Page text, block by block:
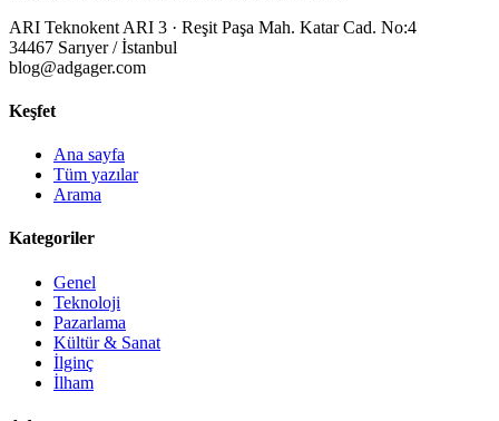
ARI Teknokent ARI 3 · Reşit Paşa Mah. Katar Cad. No:4
34467 Sarıyer / İstanbul
blog@adgager.com
Keşfet
Ana sayfa
Tüm yazılar
Arama
Kategoriler
Genel
Teknoloji
Pazarlama
Kültür & Sanat
İlginç
İlham